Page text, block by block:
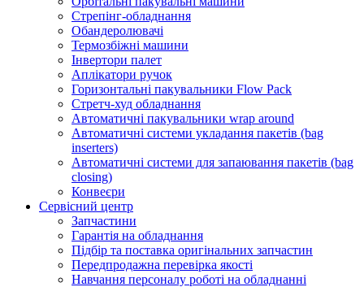
Стрепінг-обладнання
Обандеролювачі
Термозбіжні машини
Інвертори палет
Аплікатори ручок
Горизонтальні пакувальники Flow Pack
Стретч-худ обладнання
Автоматичні пакувальники wrap around
Автоматичні системи укладання пакетів (bag
inserters)
Автоматичні системи для запаювання пакетів (bag
closing)
Конвеєри
Сервісний центр
Запчастини
Гарантія на обладнання
Підбір та поставка оригінальних запчастин
Передпродажна перевірка якості
Навчання персоналу роботі на обладнанні